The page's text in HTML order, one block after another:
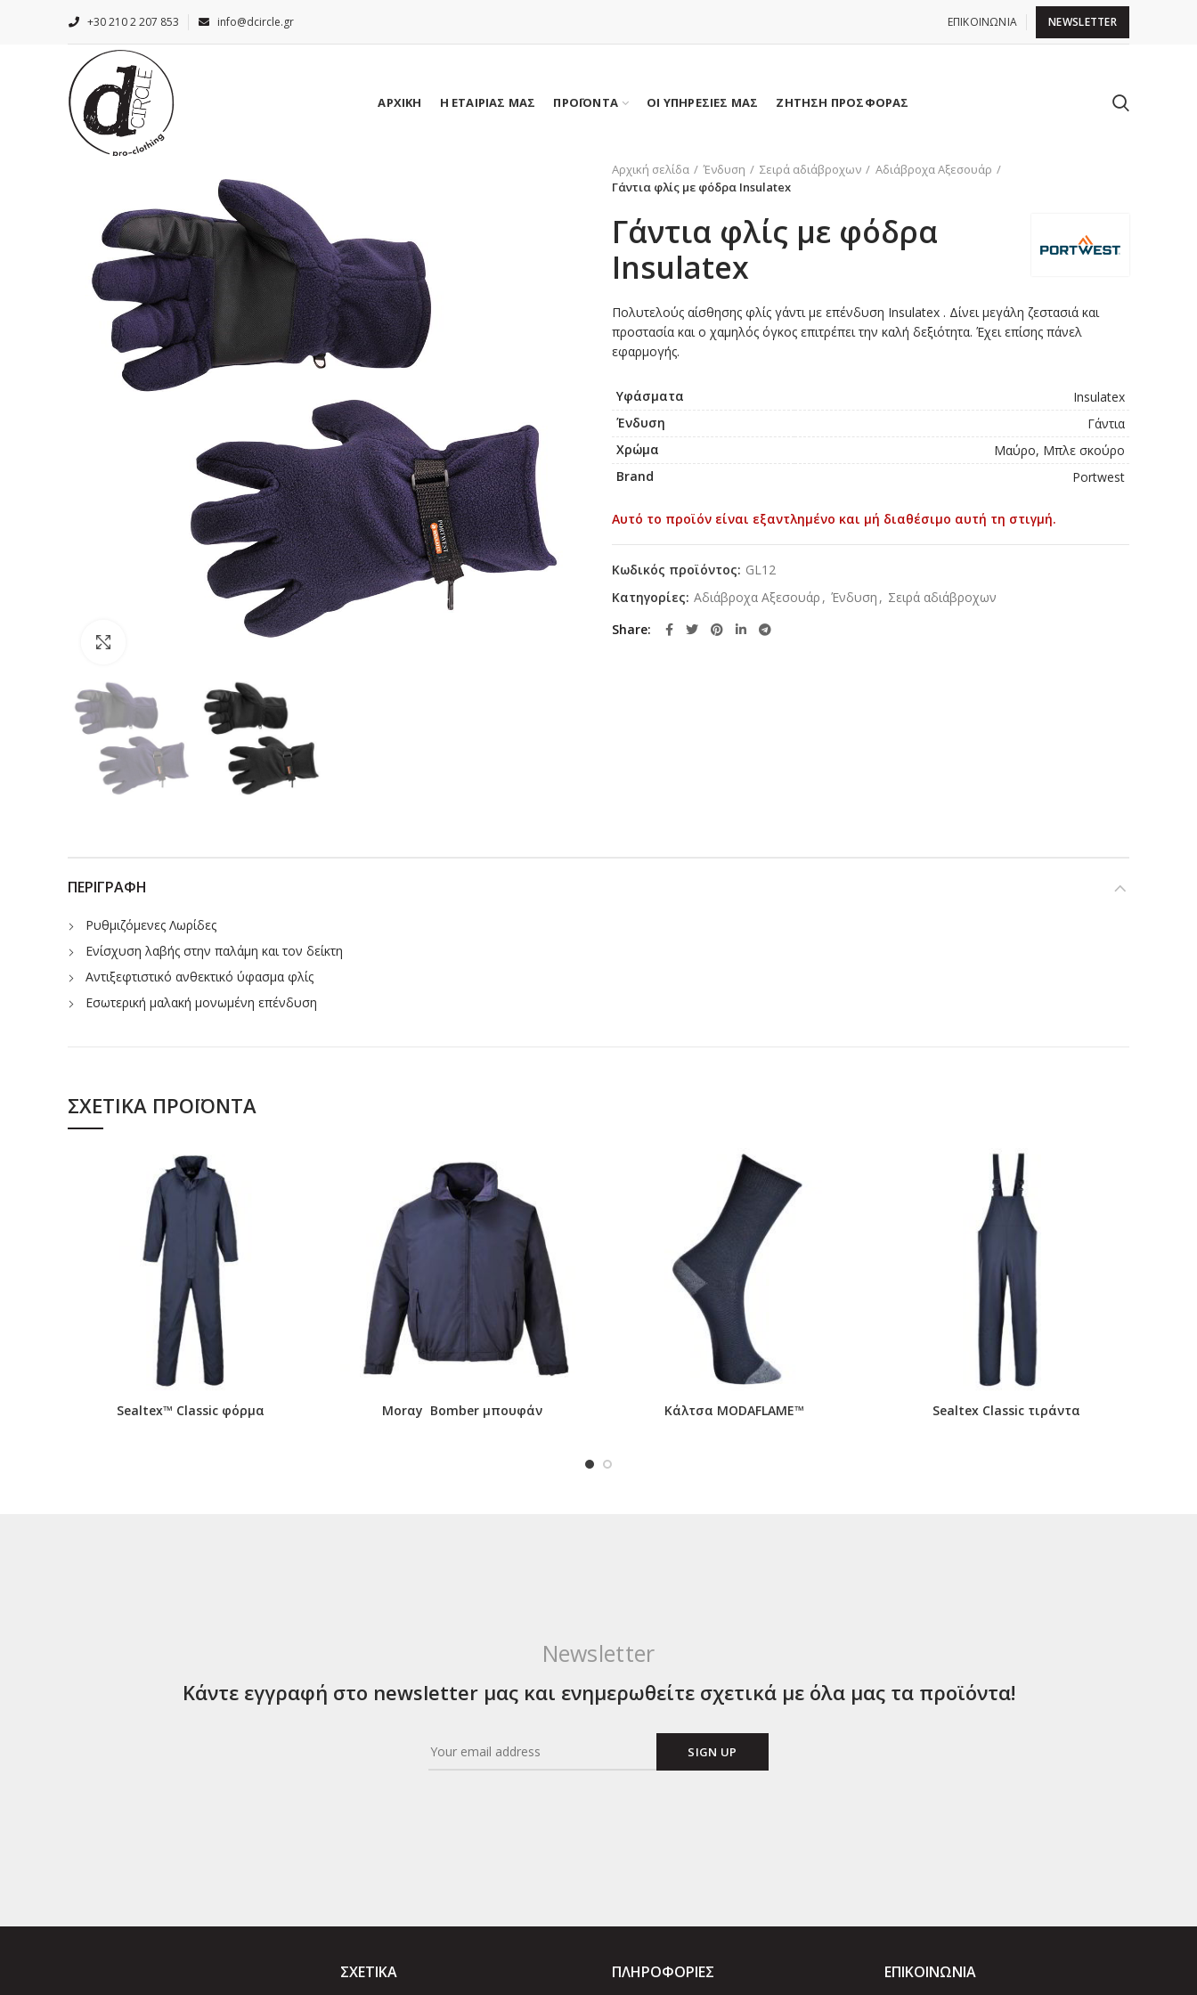
+30 210 2 207 853 info@dcircle.gr ΕΠΙΚΟΙΝΩΝΙΑ NEWSLETTER
ΑΡΧΙΚΗ Η ΕΤΑΙΡΙΑΣ ΜΑΣ ΠΡΟΪΟΝΤΑ ΟΙ ΥΠΗΡΕΣΙΕΣ ΜΑΣ ΖΗΤΗΣΗ ΠΡΟΣΦΟΡΑΣ
Αρχική σελίδα Ένδυση Σειρά αδιάβροχων
Αδιάβροχα Αξεσουάρ
Γάντια φλίς με φόδρα Insulatex
Γάντια φλίς με φόδρα
Insulatex
Πολυτελούς αίσθησης φλίς γάντι με επένδυση Insulatex . Δίνει μεγάλη ζεστασιά και
προστασία και ο χαμηλός όγκος επιτρέπει την καλή δεξιότητα. Έχει επίσης πάνελ
εφαρμογής.
Υφάσματα
Insulatex
Ένδυση
Γάντια
Χρώμα
Μαύρο, Μπλε σκούρο
Brand
Portwest
Αυτό το προϊόν είναι εξαντλημένο και μή διαθέσιμο αυτή τη στιγμή.
Κωδικός προϊόντος: GL12
Κατηγορίες: Αδιάβροχα Αξεσουάρ , Ένδυση , Σειρά αδιάβροχων
Share
ΠΕΡΙΓΡΑΦΉ
Ρυθμιζόμενες Λωρίδες
Ενίσχυση λαβής στην παλάμη και τον δείκτη
Αντιξεφτιστικό ανθεκτικό ύφασμα φλίς
Εσωτερική μαλακή μονωμένη επένδυση
ΣΧΕΤΙΚΆ ΠΡΟΪΌΝΤΑ
Sealtex™ Classic φόρμα Morαy Bomber μπουφάν Κάλτσα MODAFLAME™ Sealtex Classic τιράντα
Newsletter
Κάντε εγγραφή στο newsletter μας και ενημερωθείτε σχετικά με όλα μας τα προϊόντα!
ΣΧΕΤΙΚΑ ΠΛΗΡΟΦΟΡΙΕΣ ΕΠΙΚΟΙΝΩΝΊΑ